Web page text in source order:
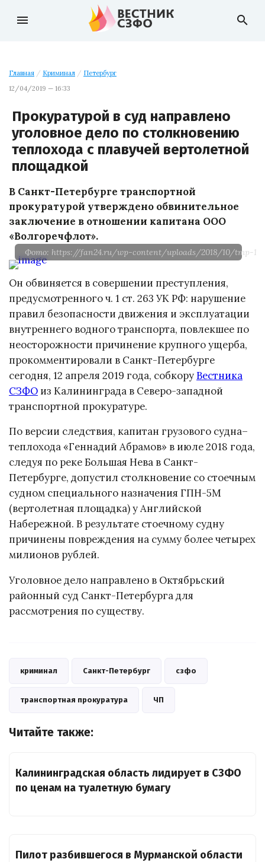
menu search
Главная / Криминал / Петербург
12/04/2019 — 16:33
Прокуратурой в суд направлено
уголовное дело по столкновению
теплохода с плавучей вертолетной
площадкой
В Санкт-Петербурге транспортной
прокуратурой утверждено обвинительное
заключение в отношении капитана ООО
«Волгоречфлот».
Фото: https://fan24.ru/wp-content/uploads/2018/10/tmp-
Он обвиняется в совершении преступления,
предусмотренного ч. 1 ст. 263 УК РФ: нарушение
правил безопасности движения и эксплуатации
внутреннего водного транспорта, повлекшее по
неосторожности причинение крупного ущерба,
прокомментировали в Санкт-Петербурге
сегодня, 12 апреля 2019 года, собкоруВестника
СЗФО из Калининграда в Северо-западной
транспортной прокуратуре.
По версии следствия, капитан грузового судна–
теплохода «Геннадий Абрамов» в июле 2018 года,
следуя по реке Большая Нева в Санкт-
Петербурге, допустил столкновение со стоечным
судном специального назначения ГПН-5М
(вертолетная площадка) у Английской
Набережной. В результате стоечному судну
причинены повреждения на сумму более четырех
милионов рублей.
Уголовное дело направлено в Октябрьский
районный суд Санкт-Петербурга для
рассмотрения по существу.
криминал Санкт-Петербург сзфо
транспортная прокуратура ЧП
Читайте также:
Калининградская область лидирует в СЗФО
по ценам на туалетную бумагу
Пилот разбившегося в Мурманской области